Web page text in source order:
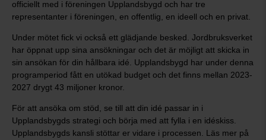
officiellt med i föreningen Upplandsbygd och har tre
representanter i föreningen, en offentlig, en ideell och en privat.
Under mötet fick vi också ett glädjande besked. Jordbruksverket
har öppnat upp sina ansökningar och det är möjligt att skicka in
sin ansökan för din hållbara idé. Upplandsbygd har under denna
programperiod fått en utökad budget och det finns mellan 2023-
2027 drygt 43 miljoner kronor.
För att ansöka om stöd, se till att din idé passar in i
Upplandsbygds strategi och börja med att fylla i en idéskiss.
Upplandsbygds kansli stöttar er vidare i processen. Läs mer på